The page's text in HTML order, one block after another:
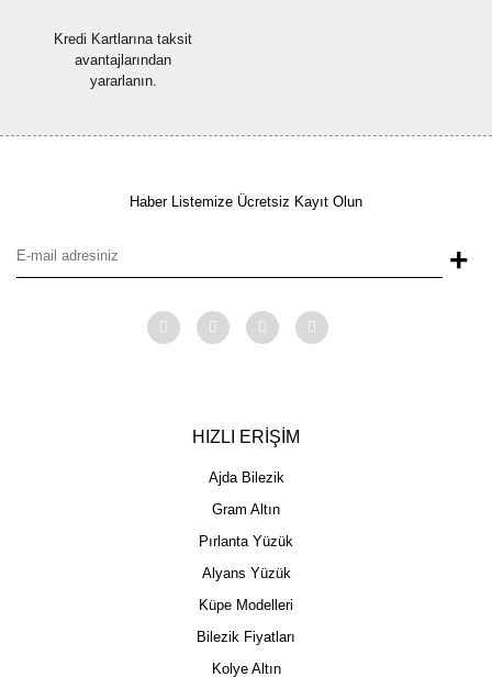
Kredi Kartlarına taksit
avantajlarından
yararlanın.
Haber Listemize Ücretsiz Kayıt Olun
+
HIZLI ERİŞİM
Ajda Bilezik
Gram Altın
Pırlanta Yüzük
Alyans Yüzük
Küpe Modelleri
Bilezik Fiyatları
Kolye Altın